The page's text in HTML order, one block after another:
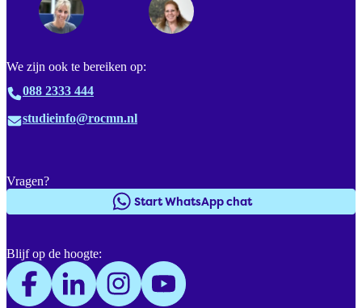
We zijn ook te bereiken op:
088 2333 444
studieinfo@rocmn.nl
Vragen?
Start WhatsApp chat
Blijf op de hoogte: